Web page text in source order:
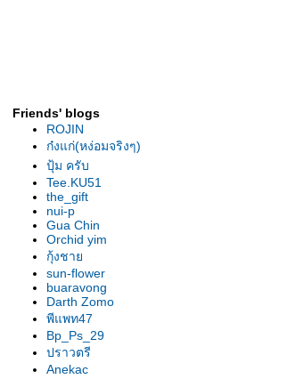
รองเท้านารี เหลืองกระบี่ ต้น" 2 in
1"
รองเท้านารี ขาวสตูล ต้น
ลาดกระบัง
เหลืองตรัง "The Disc"
เหลืองตรัง " ของแปลก "
รองเท้านารี ฝาหอย 2009
รองเท้านารี ฝาหอย9
รองเท้านารี ฝาหอย2008
รองเท้านารีฝาหอย ที่2ลาดกระบัง
รองเท้านารี เหลีองปราจีน ต้น
สวนหลวง
รองเท้านารี เหลืองปราจีน "
มิตรภาพ "
Friends' blogs
ROJIN
ก๋งแก่(หง่อมจริงๆ)
ปุ้ม ครับ
Tee.KU51
the_gift
nui-p
Gua Chin
Orchid yim
กุ้งชา
sun-flower
buaravong
Darth Zomo
พีแพท47
Bp_Ps_29
ปราวตรี
Anekac